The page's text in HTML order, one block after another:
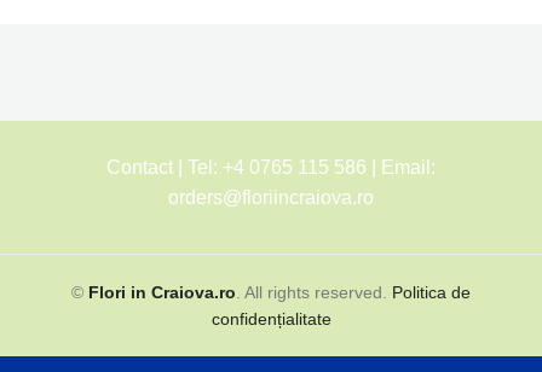
Contact | Tel: +4 0765 115 586 | Email:
orders@floriincraiova.ro
© Flori in Craiova.ro . All rights reserved. Politica de
confidențialitate